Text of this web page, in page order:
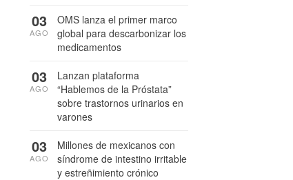
OMS lanza el primer marco
global para descarbonizar los
medicamentos
03
AGO
Lanzan plataforma
“Hablemos de la Próstata”
sobre trastornos urinarios en
varones
03
AGO
Millones de mexicanos con
síndrome de intestino irritable
y estreñimiento crónico
03
AGO